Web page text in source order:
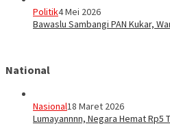
Politik4 Mei 2026
Bawaslu Sambangi PAN Kukar,
National
Nasional18 Maret 2026
Lumayannnn, Negara Hemat Rp5